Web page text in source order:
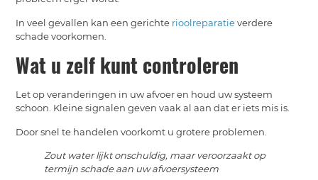
In veel gevallen kan een gerichte rioolreparatieverdere
schade voorkomen.
Wat u zelf kunt controleren
Let op veranderingen in uw afvoer en houd uw systeem
schoon. Kleine signalen geven vaak al aan dat er iets mis is.
Door snel te handelen voorkomt u grotere problemen.
Zout water lijkt onschuldig, maar veroorzaakt op
termijn schade aan uw afvoersysteem